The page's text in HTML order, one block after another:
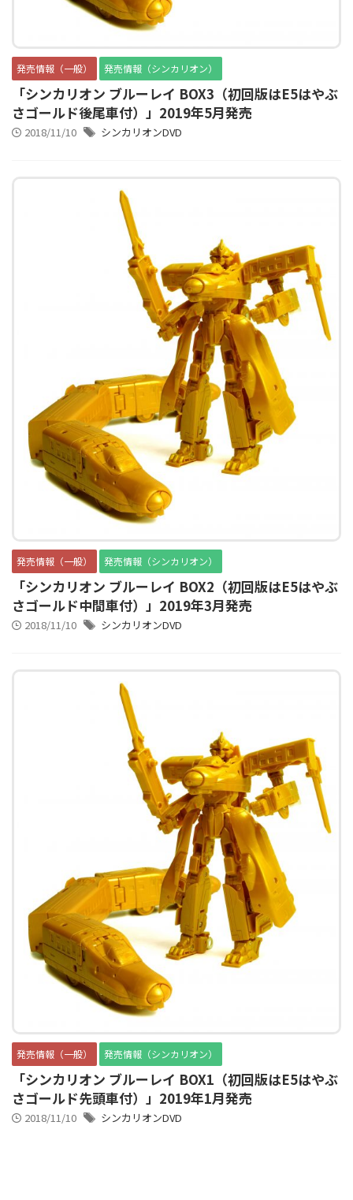
ベーシックセット・車両レールセット
伊豆急行 国鉄 大阪メトロ 富士急行
小田急電鉄 新幹線 東京メトロ 東京都交通局
西武鉄道
発売情報（一般） 発売情報（シンカリオン）
「シンカリオン ブルーレイ BOX3（初回版はE5はやぶ
さゴールド後尾車付）」2019年5月発売
2018/11/10 シンカリオンDVD
発売情報（一般） 発売情報（シンカリオン）
「シンカリオン ブルーレイ BOX2（初回版はE5はやぶ
さゴールド中間車付）」2019年3月発売
2018/11/10 シンカリオンDVD
発売情報（一般） 発売情報（シンカリオン）
「シンカリオン ブルーレイ BOX1（初回版はE5はやぶ
さゴールド先頭車付）」2019年1月発売
2018/11/10 シンカリオンDVD